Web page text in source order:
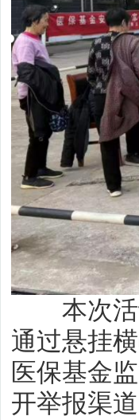
本次活
通过悬挂
医保基金
开举报渠